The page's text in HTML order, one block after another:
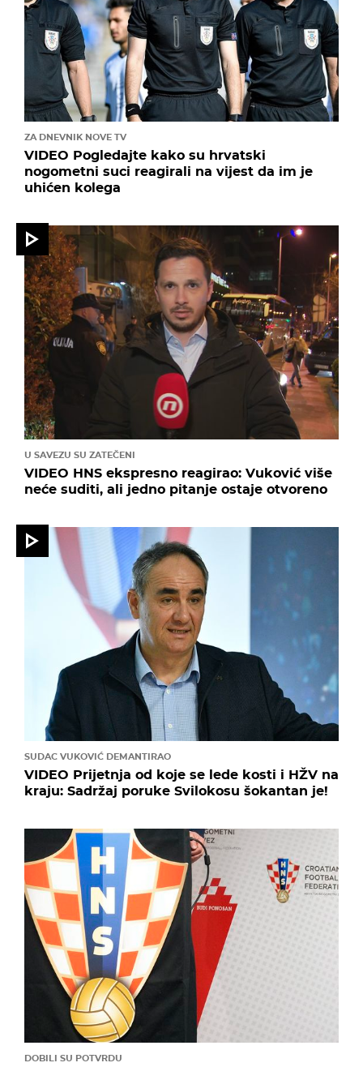
ZA DNEVNIK NOVE TV
VIDEO Pogledajte kako su hrvatski
nogometni suci reagirali na vijest da im je
uhićen kolega
U SAVEZU SU ZATEČENI
VIDEO HNS ekspresno reagirao: Vuković više
neće suditi, ali jedno pitanje ostaje otvoreno
SUDAC VUKOVIĆ DEMANTIRAO
VIDEO Prijetnja od koje se lede kosti i HŽV na
kraju: Sadržaj poruke Svilokosu šokantan je!
DOBILI SU POTVRDU